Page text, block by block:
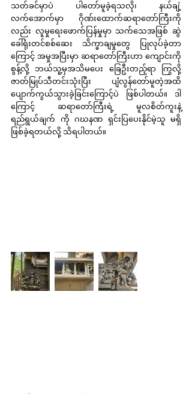
သတ်ခင်မှာပဲ ပါတော်မူခဲ့ရသလို၊ နယ်ချဲ့
လက်အောက်မှာ ဂိုဏ်းထောက်ဆရာတော်ကြီးကို
လည်း လူမှုရေးဖောက်ပြန်မှုမှာ သက်သေအဖြစ် ဆွဲ
ခေါ်ရုံးတင်စစ်ဆေး သိက္ခာချမှုတွေ ပြုလုပ်ခဲ့တာ
ကြောင့် အမှုအပြီးမှာ ဆရာတော်ကြီးဟာ ကျောင်းကို
စွန့်လို့ ဘယ်သူ့မှအသိမပေး ခြေဦးတည့်ရာ ကြွလို့
ဇာတ်မြုပ်သီတင်းသုံးပြီး ပျံလွန်တော်မူတဲ့အထိ
ပျောက်ကွယ်သွားခဲ့ခြင်းကြောင့်ပဲ ဖြစ်ပါတယ်။ ဒါ
ကြောင့် ဆရာတော်ကြီးရဲ့ မူလစိတ်ကူးနဲ့
ရည်ရွယ်ချက် ကို ဂဃနဏ ရှင်းပြပေးနိုင်မဲ့သူ မရှိ
ဖြစ်ခဲ့ရတယ်လို့ သိရပါတယ်။